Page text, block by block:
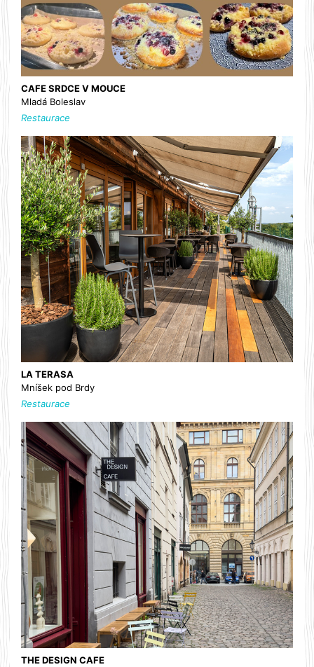
CAFE SRDCE V MOUCE
Mladá Boleslav
Restaurace
LA TERASA
Mníšek pod Brdy
Restaurace
THE DESIGN CAFE